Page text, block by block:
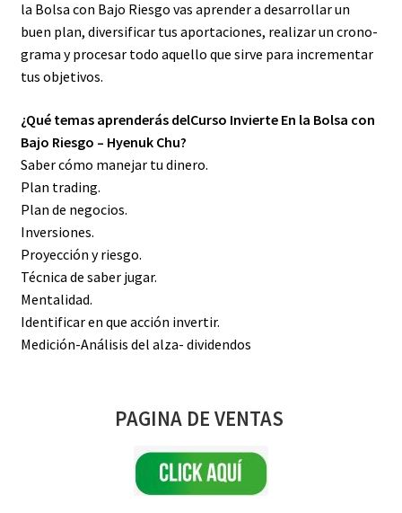
la Bolsa con Bajo Riesgo vas aprender a desarrollar un
buen plan, diversificar tus aportaciones, realizar un crono-
grama y procesar todo aquello que sirve para incrementar
tus objetivos.
¿Qué temas aprenderás delCurso Invierte En la Bolsa con
Bajo Riesgo – Hyenuk Chu?
Saber cómo manejar tu dinero.
Plan trading.
Plan de negocios.
Inversiones.
Proyección y riesgo.
Técnica de saber jugar.
Mentalidad.
Identificar en que acción invertir.
Medición-Análisis del alza- dividendos
PAGINA DE VENTAS